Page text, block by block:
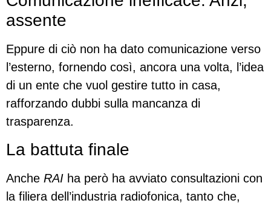
assente
Eppure di ciò non ha dato comunicazione verso
l’esterno, fornendo così, ancora una volta, l’idea
di un ente che vuol gestire tutto in casa,
rafforzando dubbi sulla mancanza di
trasparenza.
La battuta finale
Anche RAI ha però ha avviato consultazioni con
la filiera dell’industria radiofonica, tanto che,